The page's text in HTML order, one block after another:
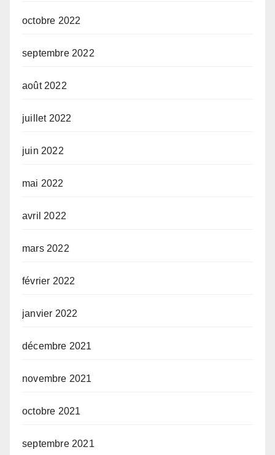
octobre 2022
septembre 2022
août 2022
juillet 2022
juin 2022
mai 2022
avril 2022
mars 2022
février 2022
janvier 2022
décembre 2021
novembre 2021
octobre 2021
septembre 2021